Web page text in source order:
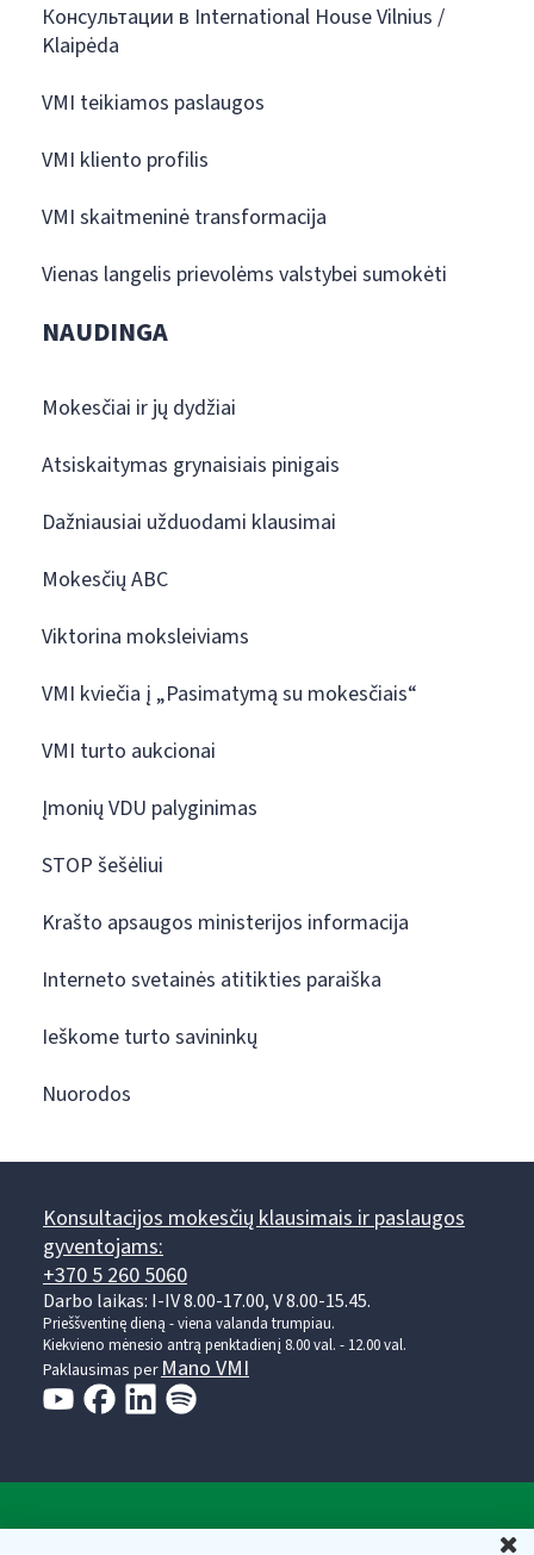
Консультации в International House Vilnius /
Klaipėda
VMI teikiamos paslaugos
VMI kliento profilis
VMI skaitmeninė transformacija
Vienas langelis prievolėms valstybei sumokėti
NAUDINGA
Mokesčiai ir jų dydžiai
Atsiskaitymas grynaisiais pinigais
Dažniausiai užduodami klausimai
Mokesčių ABC
Viktorina moksleiviams
VMI kviečia į „Pasimatymą su mokesčiais“
VMI turto aukcionai
Įmonių VDU palyginimas
STOP šešėliui
Krašto apsaugos ministerijos informacija
Interneto svetainės atitikties paraiška
Ieškome turto savininkų
Nuorodos
Konsultacijos mokesčių klausimais ir paslaugos
gyventojams:
+370 5 260 5060
Darbo laikas: I-IV 8.00-17.00, V 8.00-15.45.
Prieššventinę dieną - viena valanda trumpiau.
Kiekvieno mėnesio antrą penktadienį 8.00 val. - 12.00 val.
Paklausimas per Mano VMI